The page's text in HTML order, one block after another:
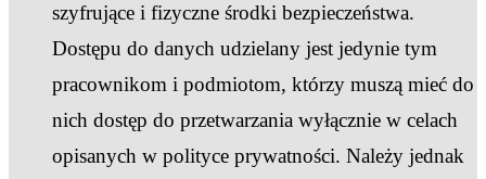
szyfrujące i fizyczne środki bezpieczeństwa.
Dostępu do danych udzielany jest jedynie tym
pracownikom i podmiotom, którzy muszą mieć do
nich dostęp do przetwarzania wyłącznie w celach
opisanych w polityce prywatności. Należy jednak